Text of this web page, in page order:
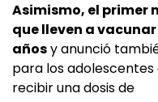
Asimismo, el primer
que lleven a vacunar
añosy anunció
para los adolescentes
recibir una dosis de